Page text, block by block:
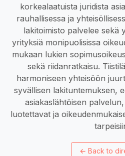
korkealaatuista juridista
rauhallisessa ja
lakitoimisto palvelee sekä
yrityksiä monipuolisissa
mukaan lukien
sekä riidanratkaisu.
harmoniseen yhteisöön
syvällisen lakituntemuksen,
asiakaslähtöisen
luotettavat ja
← Back to